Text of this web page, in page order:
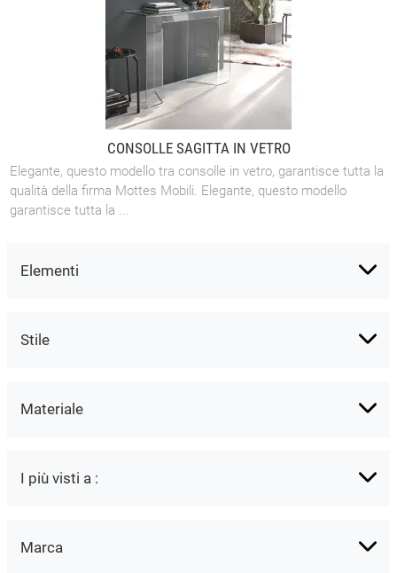
Elementi
Stile
Materiale
I più visti a :
Marca
CONSOLLE SAGITTA IN VETRO
Elegante, questo modello tra consolle in vetro, garantisce tutta la
qualità della firma Mottes Mobili. Elegante, questo modello
garantisce tutta la ...